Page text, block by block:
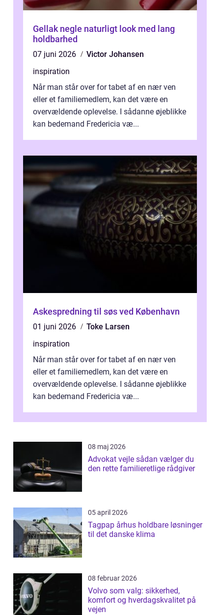
Gellak negle naturligt look med lang
holdbarhed
07 juni 2026
Victor Johansen
inspiration
Når man står over for tabet af en nær ven
eller et familiemedlem, kan det være en
overvældende oplevelse. I sådanne øjeblikke
kan bedemand Fredericia væ...
Askespredning til søs ved København
01 juni 2026
Toke Larsen
inspiration
Når man står over for tabet af en nær ven
eller et familiemedlem, kan det være en
overvældende oplevelse. I sådanne øjeblikke
kan bedemand Fredericia væ...
08 maj 2026
Advokat vejle sådan vælger du
den rette familieretlige rådgiver
05 april 2026
Tagpap århus holdbare løsninger
til det danske klima
08 februar 2026
Volvo som valg: sikkerhed,
komfort og hverdagskvalitet på
vejen